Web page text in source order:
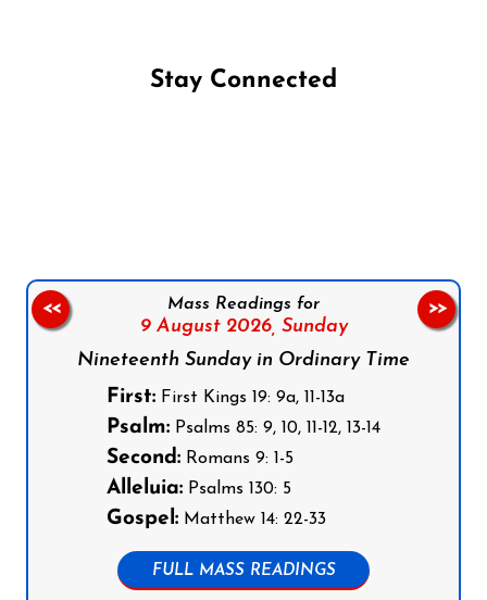
Stay Connected
Mass Readings for
9 August 2026, Sunday
Nineteenth Sunday in Ordinary Time
First: First Kings 19: 9a, 11-13a
Psalm: Psalms 85: 9, 10, 11-12, 13-14
Second: Romans 9: 1-5
Alleluia: Psalms 130: 5
Gospel: Matthew 14: 22-33
FULL MASS READINGS
<< >>